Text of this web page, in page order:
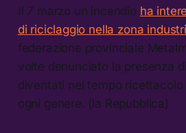
Il 7 marzo un incendio ha
di riciclaggio nella zona
federazione provinciale
volte denunciato la presenza
diventati nel tempo ricettacolo
ogni genere. (la Repubblica)